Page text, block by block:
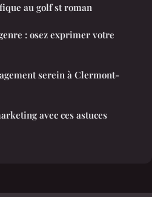
au golf st roman
: osez exprimer votre
serein à Clermont-
avec ces astuces